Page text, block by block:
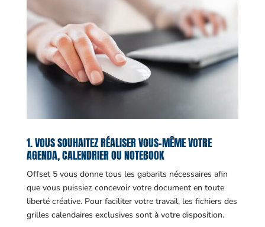
1. VOUS SOUHAITEZ RÉALISER VOUS-MÊME VOTRE
AGENDA, CALENDRIER OU NOTEBOOK
Offset 5 vous donne tous les gabarits nécessaires afin
que vous puissiez concevoir votre document en toute
liberté créative. Pour faciliter votre travail, les fichiers des
grilles calendaires exclusives sont à votre disposition.